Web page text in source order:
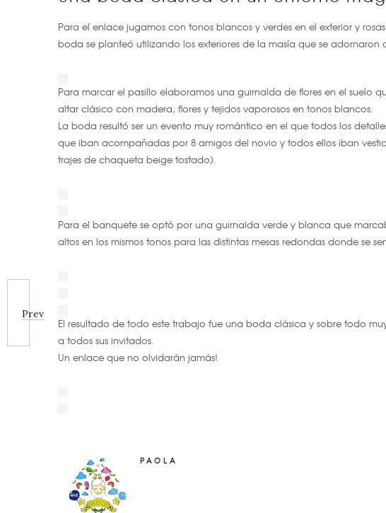
Prev
Para el enlace jugamos con tonos blancos y verdes en el exterior y
boda se planteó utilizando los exteriores de la masía que se adornaron
Para marcar el pasillo elaboramos una guirnalda de flores en el suelo
altar clásico con madera, flores y tejidos vaporosos en tonos blancos.
La boda resultó ser un evento muy romántico en el que todos los
que iban acompañadas por 8 amigos del novio y todos ellos iban
trajes de chaqueta beige tostado).
Para el banquete se optó por una guirnalda verde y blanca que
altos en los mismos tonos para las distintas mesas redondas donde se
El resultado de todo este trabajo fue una boda clásica y sobre todo
a todos sus invitados.
Un enlace que no olvidarán jamás!
PAOLA